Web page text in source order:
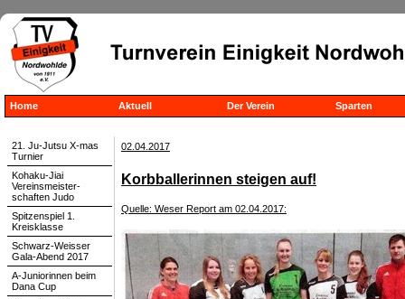
Home Aktuell Der Verein Sparten
02.04.2017
Korbballerinnen steigen auf!
Quelle: Weser Report am 02.04.2017:
21. Ju-Jutsu X-mas
Turnier
Kohaku-Jiai
Vereinsmeister-
schaften Judo
Spitzenspiel 1.
Kreisklasse
Schwarz-Weisser
Gala-Abend 2017
A-Juniorinnen beim
Dana Cup